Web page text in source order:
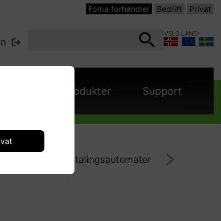
Foma forhandler Bedrift Privat
VELG LAND:
Produkter Support
Fjernstyring og betalingsautomater